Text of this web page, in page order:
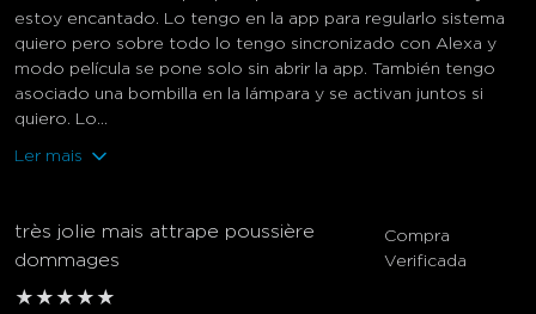
estoy encantado. Lo tengo en la app para regularlo sistema
quiero pero sobre todo lo tengo sincronizado con Alexa y
modo película se pone solo sin abrir la app. También tengo
asociado una bombilla en la lámpara y se activan juntos si
quiero. Lo...
Ler mais
très jolie mais attrape poussière
dommages
Compra
Verificada
★ ★ ★ ★ ★